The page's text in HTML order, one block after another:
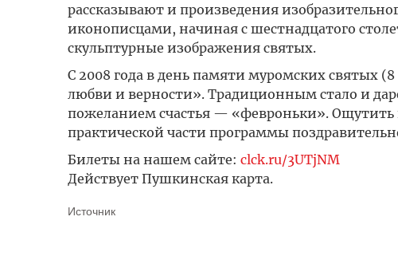
рассказывают и произведения
иконописцами, начиная с шестнадцатого
скульптурные изображения святых.
С 2008 года в день памяти муромских святых
любви и верности». Традиционным стало и
пожеланием счастья — «февроньки». Ощутить
практической части программы
Билеты на нашем сайте: clck.ru/3UTjNM
Действует Пушкинская карта.
Источник